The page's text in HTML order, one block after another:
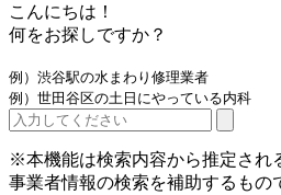
こんにちは！
何をお探しですか？
例）渋谷駅の水まわり修理業者
例）世田谷区の土日にやっている内科
※本機能は検索内容から推定され
事業者情報の検索を補助するもの